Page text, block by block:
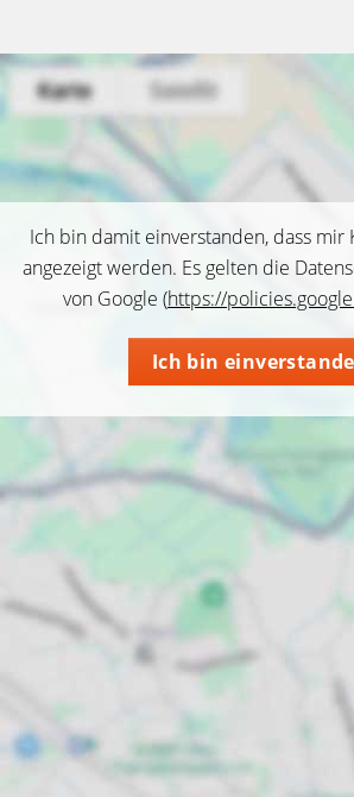
Ich bin damit einverstanden, dass mir
angezeigt werden. Es gelten die
von Google (https://
Ich bin